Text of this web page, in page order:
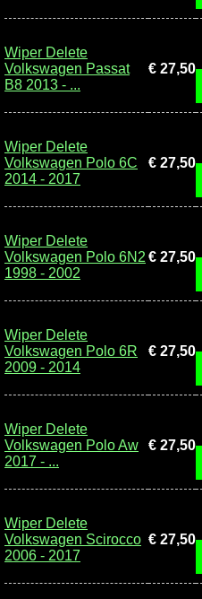
Wiper Delete
Volkswagen Passat
B8 2013 - ...
€ 27,50
Wiper Delete
Volkswagen Polo 6C
2014 - 2017
€ 27,50
Wiper Delete
Volkswagen Polo 6N2
1998 - 2002
€ 27,50
Wiper Delete
Volkswagen Polo 6R
2009 - 2014
€ 27,50
Wiper Delete
Volkswagen Polo Aw
2017 - ...
€ 27,50
Wiper Delete
Volkswagen Scirocco
2006 - 2017
€ 27,50